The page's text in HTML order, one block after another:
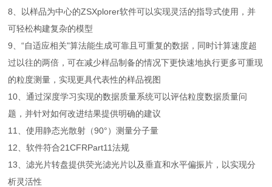
8、以样品为中心的ZSXplorer软件可以实现灵活的指导式使用，并
可轻松构建复杂的模型
9、“自适应相关"算法能生成可靠且可重复的数据，同时计算速度超
过以往的两倍，可在减少样品制备的情况下更快速地执行更多可重现
的粒度测量，实现更具代表性的样品视图
10、通过深度学习实现的数据质量系统可以评估粒度数据质量问
题，并针对如何改进结果提供明确的建议
11、使用静态光散射（90°）测量分子量
12、软件符合21CFRPart11法规
13、滤光片转盘提供荧光滤光片以及垂直和水平偏振片，以实现分
析灵活性